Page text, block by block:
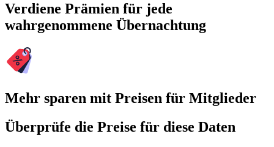
Verdiene Prämien für jede
wahrgenommene Übernachtung
Mehr sparen mit Preisen für Mitglieder
Überprüfe die Preise für diese Daten